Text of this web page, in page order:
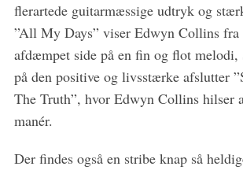
flerartede guitarmæssige udtryk og
”All My Days” viser Edwyn Collins
afdæmpet side på en fin og flot melodi,
på den positive og livsstærke afslutter
The Truth”, hvor Edwyn Collins hilser
manér.
Der findes også en stribe knap så